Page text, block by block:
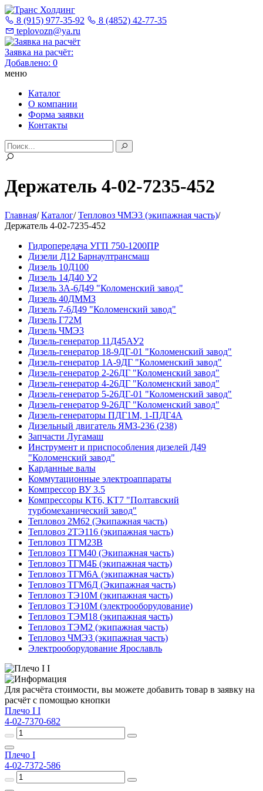
8 (915) 977-35-92
8 (4852) 42-77-35
teplovozn@ya.ru
Заявка на расчёт:
Добавлено: 0
меню
Каталог
О компании
Форма заявки
Контакты
Держатель 4-02-7235-452
Главная/ Каталог/ Тепловоз ЧМЭ3 (экипажная часть)/
Держатель 4-02-7235-452
Гидропередача УГП 750-1200ПР
Дизели Д12 Барнаултрансмаш
Дизель 10Д100
Дизель 14Д40 У2
Дизель 3А-6Д49 "Коломенский завод"
Дизель 40ДММЗ
Дизель 7-6Д49 "Коломенский завод"
Дизель Г72М
Дизель ЧМЭ3
Дизель-генератор 11Д45АУ2
Дизель-генератор 18-9ДГ-01 "Коломенский завод"
Дизель-генератор 1А-9ДГ "Коломенский завод"
Дизель-генератор 2-26ДГ "Коломенский завод"
Дизель-генератор 4-26ДГ "Коломенский завод"
Дизель-генератор 5-26ДГ-01 "Коломенский завод"
Дизель-генератор 9-26ДГ "Коломенский завод"
Дизель-генераторы ПДГ1М, 1-ПДГ4А
Дизельный двигатель ЯМЗ-236 (238)
Запчасти Лугамаш
Инструмент и приспособления дизелей Д49
"Коломенский завод"
Карданные валы
Коммутационные электроаппараты
Компрессор ВУ 3.5
Компрессоры КТ6, КТ7 "Полтавский
турбомеханический завод"
Тепловоз 2М62 (Экипажная часть)
Тепловоз 2ТЭ116 (экипажная часть)
Тепловоз ТГМ23В
Тепловоз ТГМ40 (Экипажная часть)
Тепловоз ТГМ4Б (экипажная часть)
Тепловоз ТГМ6А (экипажная часть)
Тепловоз ТГМ6Д (Экипажная часть)
Тепловоз ТЭ10М (экипажная часть)
Тепловоз ТЭ10М (электрооборудование)
Тепловоз ТЭМ18 (экипажная часть)
Тепловоз ТЭМ2 (экипажная часть)
Тепловоз ЧМЭ3 (экипажная часть)
Электрооборудование Ярославль
Для расчёта стоимости, вы можете добавить товар в заявку на
расчёт с помощью кнопки
Плечо I I
4-02-7370-682
Плечо I
4-02-7372-586